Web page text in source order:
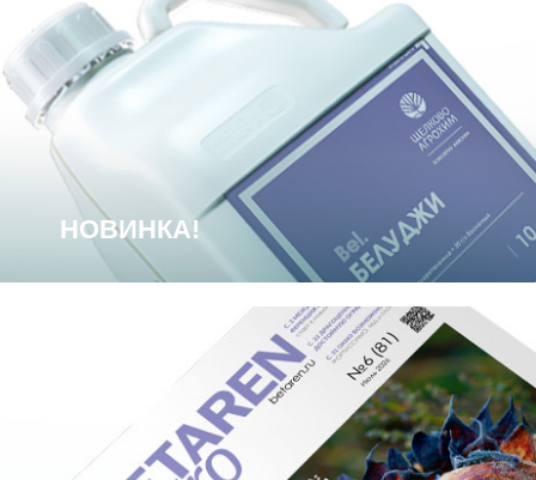
Новинка
НОВИНКА!